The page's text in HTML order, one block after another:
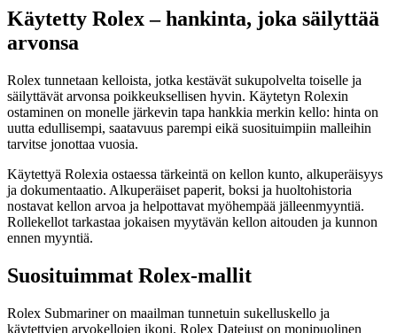
Käytetty Rolex – hankinta, joka säilyttää
arvonsa
Rolex tunnetaan kelloista, jotka kestävät sukupolvelta toiselle ja
säilyttävät arvonsa poikkeuksellisen hyvin. Käytetyn Rolexin
ostaminen on monelle järkevin tapa hankkia merkin kello: hinta on
uutta edullisempi, saatavuus parempi eikä suosituimpiin malleihin
tarvitse jonottaa vuosia.
Käytettyä Rolexia ostaessa tärkeintä on kellon kunto, alkuperäisyys
ja dokumentaatio. Alkuperäiset paperit, boksi ja huoltohistoria
nostavat kellon arvoa ja helpottavat myöhempää jälleenmyyntiä.
Rollekellot tarkastaa jokaisen myytävän kellon aitouden ja kunnon
ennen myyntiä.
Suosituimmat Rolex-mallit
Rolex Submariner on maailman tunnetuin sukelluskello ja
käytettyjen arvokellojen ikoni. Rolex Datejust on monipuolinen